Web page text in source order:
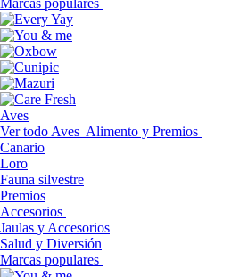
Marcas populares
Aves
Ver todo Aves Alimento y Premios
Canario
Loro
Fauna silvestre
Premios
Accesorios
Jaulas y Accesorios
Salud y Diversión
Marcas populares